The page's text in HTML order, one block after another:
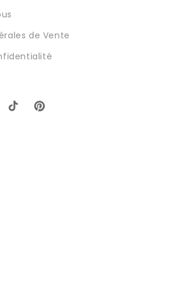
de Vente
TikTok Pinterest